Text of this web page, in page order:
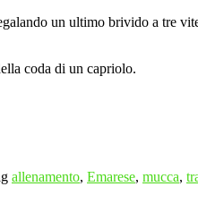
un ultimo brivido a tre
coda di un capriolo.
allenamento, Emarese, mucca,